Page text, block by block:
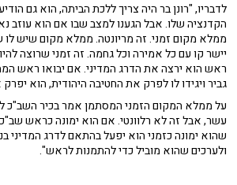
לדבריו, "רונן בר היה צריך ללכת הביתה, הוא גם
הקדנציה שלו. אבל הגענו למצב שבו אם הוא עוזב
ממלא מקום זמני. זה מריונטה. ממלא מקום שיש
יישר קו עם כל אמירה וכל גחמה. זה זמני שרוצה
ראש הוא ירצה את הדרג המדיני. אם יבואו ראש
גביר ויגידו לו לפרק את החטיבה היהודית, הוא
על ממלא המקום הזמני המסתמן אמר בכיר השב"כ
עשר, אבל זה לא רלוונטי. אם הוא ימונה כראש
שהוא ימונה כזמני הוא יפעל בהתאם לדרג המדיני
ולערכים שהוא מוביל כדי להתמנות לראש".